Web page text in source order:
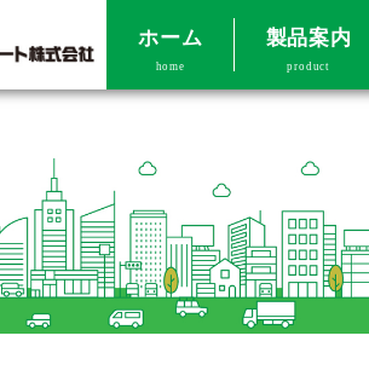
ホーム
home
製品案内
product